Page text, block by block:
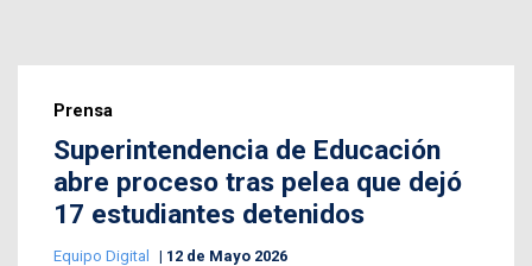
Prensa
Superintendencia de Educación
abre proceso tras pelea que dejó
17 estudiantes detenidos
Equipo Digital 12 de Mayo 2026